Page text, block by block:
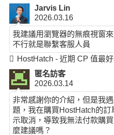
Jarvis Lin
2026.03.16
我建議用瀏覽器的無痕視窗
不行就是聯繫客服人員
HostHatch - 近期 CP 值最
匿名訪客
2026.03.14
非常感謝你的介紹，但是我
題，我在購買HostHatch的訂
示取消，導致我無法付款購
麼建議嗎？